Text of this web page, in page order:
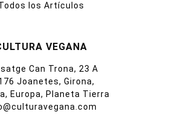
los Artículos
VEGANA
Can Trona, 23 A
Joanetes, Girona,
Europa, Planeta Tierra